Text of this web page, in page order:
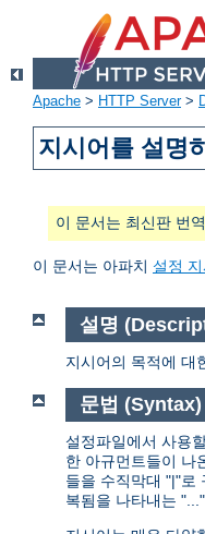
Apache > HTTP Server>
지시어를 설명
이 문서는 최신판 번
이 문서는 아파치 설정 지
설명
지시어의 목적에 대
문법 (Syntax)
설정파일에서 사용
한 아규먼트들이 나
들을 수직막대 "|"로
복됨을 나타내는